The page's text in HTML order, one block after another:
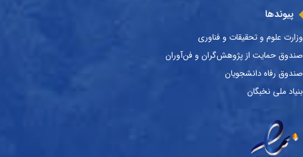
پیوندها
وزارت علوم و تحقیقات و فناوری
صندوق حمایت از پژوهش‌گران و فن‌آوران
صندوق رفاه دانشجویان
بنیاد ملی نخبگان